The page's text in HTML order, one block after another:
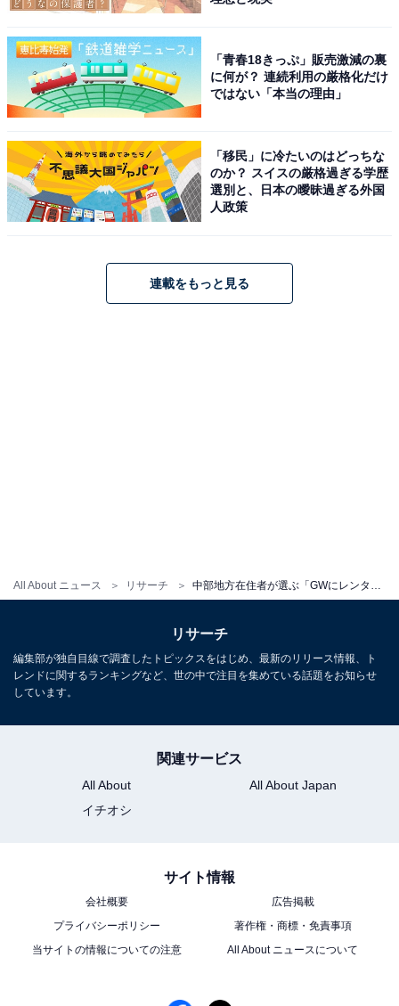
All About ニュース リサーチ 中部地方在住者が選ぶ「GWにレンタカーで行きたい観光地」ランキング！ 2位「美ら海水族館」、1位は？
「青春18きっぷ」販売激減の裏
に何が？ 連続利用の厳格化だけ
ではない「本当の理由」
「移民」に冷たいのはどっちな
のか？ スイスの厳格過ぎる学歴
選別と、日本の曖昧過ぎる外国
人政策
連載をもっと見る
リサーチ
編集部が独自目線で調査したトピックスをはじめ、最新のリリース情報、ト
レンドに関するランキングなど、世の中で注目を集めている話題をお知らせ
しています。
関連サービス
All About
All About Japan
イチオシ
サイト情報
会社概要
広告掲載
プライバシーポリシー
著作権・商標・免責事項
当サイトの情報についての注意
All About ニュースについて